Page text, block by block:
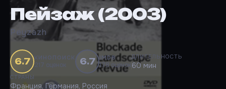
Пейзаж (2003)
Peyzazh
6.7 КИНОПОИСК
217 оценок 6.7 IMDB
178 оценок
ДЛИТЕЛЬНОСТЬ
60 мин
СТРАНЫ
Франция, Германия, Россия